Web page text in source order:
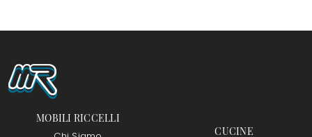
MOBILI RICCELLI
CUCINE